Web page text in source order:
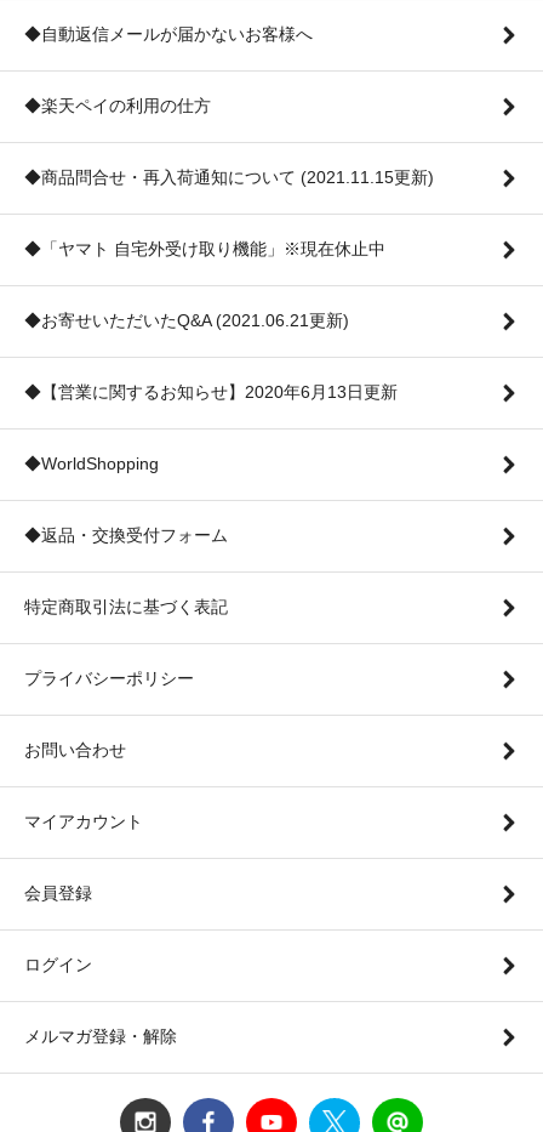
◆自動返信メールが届かないお客様へ
◆楽天ペイの利用の仕方
◆商品問合せ・再入荷通知について (2021.11.15更新)
◆「ヤマト 自宅外受け取り機能」※現在休止中
◆お寄せいただいたQ&A (2021.06.21更新)
◆【営業に関するお知らせ】2020年6月13日更新
◆WorldShopping
◆返品・交換受付フォーム
特定商取引法に基づく表記
プライバシーポリシー
お問い合わせ
マイアカウント
会員登録
ログイン
メルマガ登録・解除